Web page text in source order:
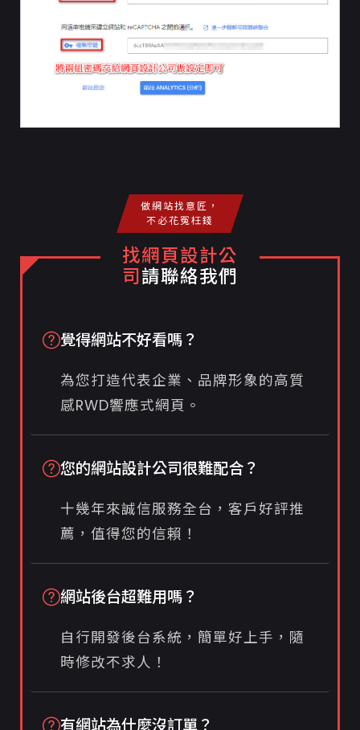
做網站找意匠，
不必花冤枉錢
找網頁設計公
司請聯絡我們
覺得網站不好看嗎？
為您打造代表企業、品牌形象的高質
感RWD響應式網頁。
您的網站設計公司很難配合？
十幾年來誠信服務全台，客戶好評推
薦，值得您的信賴！
網站後台超難用嗎？
自行開發後台系統，簡單好上手，隨
時修改不求人！
有網站為什麼沒訂單？